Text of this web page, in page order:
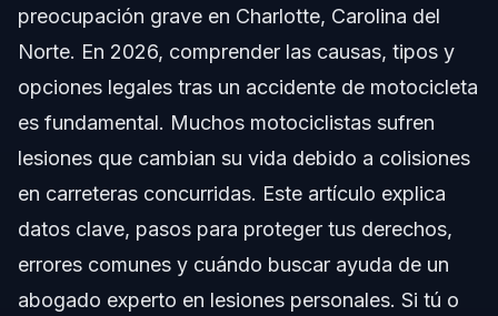
Diversos Tipos de Accidentes de Motocicleta
Pasos Clave a Seguir Después de un Accidente
Paso 1: Garantiza la Seguridad y Llama a Emergencias
Paso 2: Recopila Información Importante
preocupación grave en Charlotte, Carolina del
Norte. En 2026, comprender las causas, tipos y
opciones legales tras un accidente de motocicleta
es fundamental. Muchos motociclistas sufren
lesiones que cambian su vida debido a colisiones
en carreteras concurridas. Este artículo explica
datos clave, pasos para proteger tus derechos,
errores comunes y cuándo buscar ayuda de un
abogado experto en lesiones personales. Si tú o